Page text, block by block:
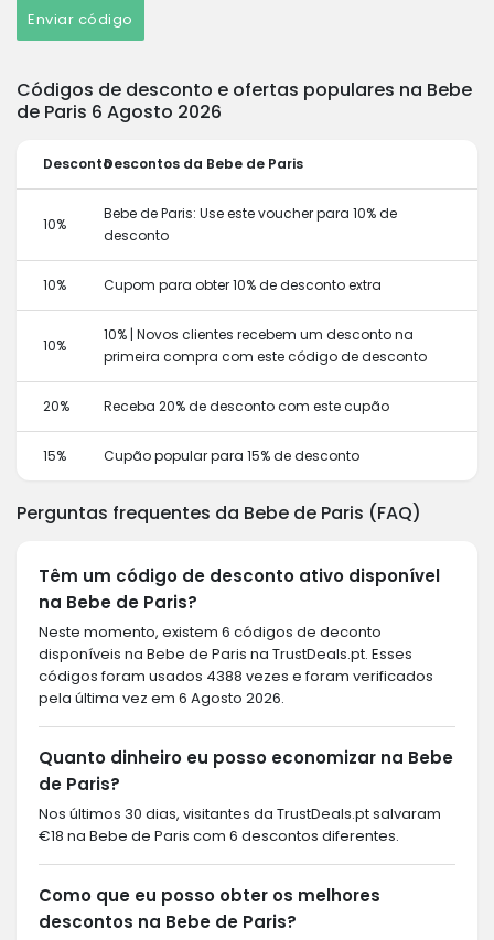
Enviar código
Códigos de desconto e ofertas populares na Bebe
de Paris 6 Agosto 2026
DescontoDescontos da Bebe de Paris
10%
Bebe de Paris: Use este voucher para 10% de
desconto
10% Cupom para obter 10% de desconto extra
10%
10% | Novos clientes recebem um desconto na
primeira compra com este código de desconto
20% Receba 20% de desconto com este cupão
15% Cupão popular para 15% de desconto
Perguntas frequentes da Bebe de Paris (FAQ)
Têm um código de desconto ativo disponível
na Bebe de Paris?
Neste momento, existem 6 códigos de deconto
disponíveis na Bebe de Paris na TrustDeals.pt. Esses
códigos foram usados 4388 vezes e foram verificados
pela última vez em 6 Agosto 2026.
Quanto dinheiro eu posso economizar na Bebe
de Paris?
Nos últimos 30 dias, visitantes da TrustDeals.pt salvaram
€18 na Bebe de Paris com 6 descontos diferentes.
Como que eu posso obter os melhores
descontos na Bebe de Paris?